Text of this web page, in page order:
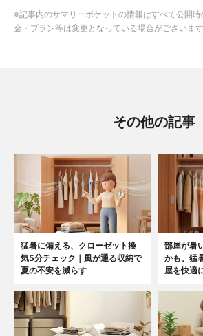
※記事内のサマリーポケットの情報はすべて公開
金・プラン等は変更となっている場合がございます
その他の記事
猛暑に備える、クローゼット換
気5分チェック｜風が通る収納で
夏の不安を減らす
部屋が暑
かも。猛
屋を快適